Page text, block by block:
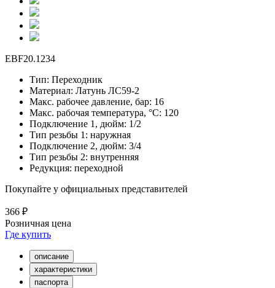
EBF20.1234
Тип: Переходник
Материал: Латунь ЛС59-2
Макс. рабочее давление, бар: 16
Макс. рабочая температура, °С: 120
Подключение 1, дюйм: 1/2
Тип резьбы 1: наружная
Подключение 2, дюйм: 3/4
Тип резьбы 2: внутренняя
Редукция: переходной
Покупайте у официальных представителей
366 ₽
Розничная цена
Где купить
описание
характеристики
паспорта